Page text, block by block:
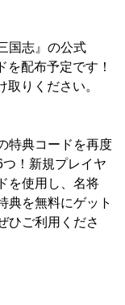
国志』の公式
配布予定です！
りください。
特典コードを再度
！新規プレイヤ
を使用し、名将
典を無料にゲット
ひご利用くださ